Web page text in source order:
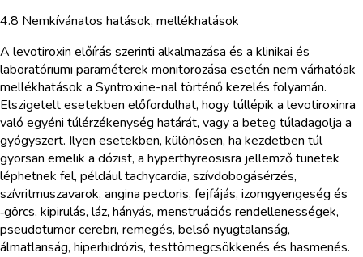
4.8 Nemkívánatos hatások, mellékhatások
A levotiroxin előírás szerinti alkalmazása és a klinikai és
laboratóriumi paraméterek monitorozása esetén nem várhatóak
mellékhatások a Syntroxine-nal történő kezelés folyamán.
Elszigetelt esetekben előfordulhat, hogy túllépik a levotiroxinra
való egyéni túlérzékenység határát, vagy a beteg túladagolja a
gyógyszert. Ilyen esetekben, különösen, ha kezdetben túl
gyorsan emelik a dózist, a hyperthyreosisra jellemző tünetek
léphetnek fel, például tachycardia, szívdobogásérzés,
szívritmuszavarok, angina pectoris, fejfájás, izomgyengeség és
‑görcs, kipirulás, láz, hányás, menstruációs rendellenességek,
pseudotumor cerebri, remegés, belső nyugtalanság,
álmatlanság, hiperhidrózis, testtömegcsökkenés és hasmenés.